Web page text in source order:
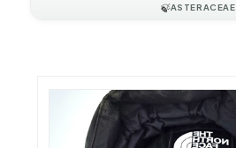
🍃ASTERACEAE